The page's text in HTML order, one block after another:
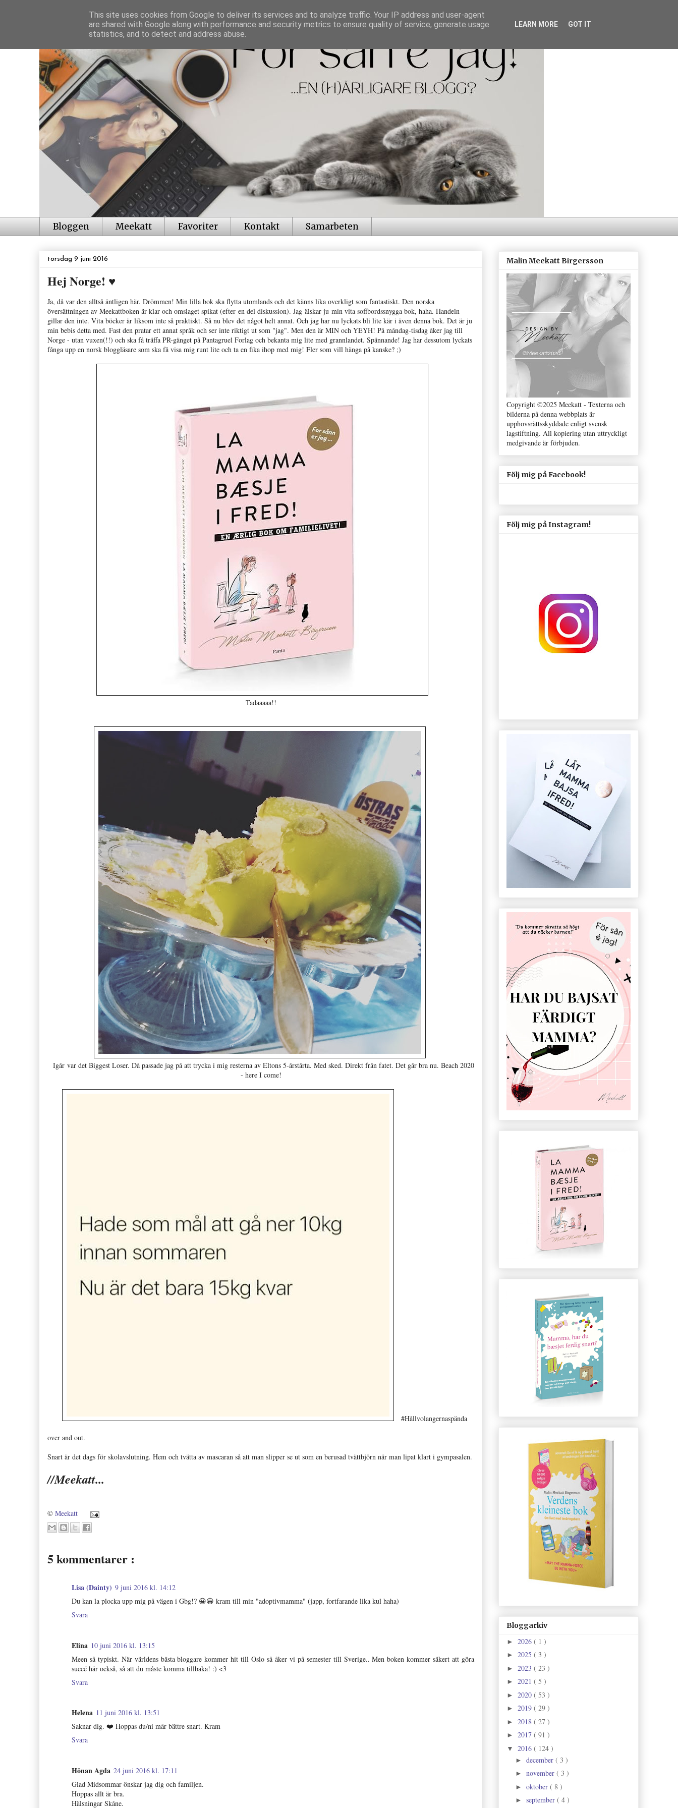
Bloggen Meekatt Favoriter Kontakt Samarbeten
torsdag 9 juni 2016
Hej Norge! ♥
Ja, då var den alltså äntligen här. Drömmen! Min lilla bok ska flytta utomlands och det känns lika overkligt som fantastiskt. Den norska
översättningen av Meekattboken är klar och omslaget spikat (efter en del diskussion). Jag älskar ju min vita soffbordssnygga bok, haha. Handeln
gillar den inte. Vita böcker är liksom inte så praktiskt. Så nu blev det något helt annat. Och jag har nu lyckats bli lite kär i även denna bok. Det är ju
min bebis detta med. Fast den pratar ett annat språk och ser inte riktigt ut som "jag". Men den är MIN och YEYH! På måndag-tisdag åker jag till
Norge - utan vuxen(!!) och ska få träffa PR-gänget på Pantagruel Forlag och bekanta mig lite med grannlandet. Spännande! Jag har dessutom lyckats
fånga upp en norsk bloggläsare som ska få visa mig runt lite och ta en fika ihop med mig! Fler som vill hänga på kanske? ;)
Tadaaaaa!!
Igår var det Biggest Loser. Då passade jag på att trycka i mig resterna av Eltons 5-årstårta. Med sked. Direkt från fatet. Det går bra nu. Beach 2020
- here I come!
#Hållvolangernaspända
over and out.
Snart är det dags för skolavslutning. Hem och tvätta av mascaran så att man slipper se ut som en berusad tvättbjörn när man lipat klart i gympasalen.
//Meekatt...
© Meekatt
5 kommentarer :
Lisa (Dainty) 9 juni 2016 kl. 14:12
Du kan la plocka upp mig på vägen i Gbg!? 😀😀 kram till min "adoptivmamma" (japp, fortfarande lika kul haha)
Svara
Elina 10 juni 2016 kl. 13:15
Meen så typiskt. När världens bästa bloggare kommer hit till Oslo så åker vi på semester till Sverige.. Men boken kommer säkert att göra
succé här också, så att du måste komma tillbaka! :) <3
Svara
Helena 11 juni 2016 kl. 13:51
Saknar dig. ❤️ Hoppas du/ni mår bättre snart. Kram
Svara
Hönan Agda 24 juni 2016 kl. 17:11
Glad Midsommar önskar jag dig och familjen.
Hoppas allt är bra.
Hälsningar Skåne.
Malin Meekatt Birgersson
Copyright ©2025 Meekatt - Texterna och
bilderna på denna webbplats är
upphovsrättsskyddade enligt svensk
lagstiftning. All kopiering utan uttryckligt
medgivande är förbjuden.
Följ mig på Facebook!
Följ mig på Instagram!
Bloggarkiv
► 2026 ( 1 )
► 2025 ( 3 )
► 2023 ( 23 )
► 2021 ( 5 )
► 2020 ( 53 )
► 2019 ( 29 )
► 2018 ( 27 )
► 2017 ( 91 )
▼ 2016 ( 124 )
► december ( 3 )
► november ( 3 )
► oktober ( 8 )
► september ( 4 )
This site uses cookies from Google to deliver its services and to analyze traffic. Your IP address and user-agent
are shared with Google along with performance and security metrics to ensure quality of service, generate usage
statistics, and to detect and address abuse.
LEARN MORE GOT IT